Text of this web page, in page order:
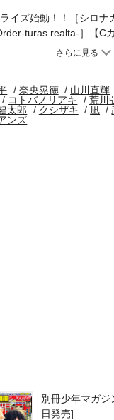
別冊少年マガ
日発売]
イズ始動！！［シロ
turas realta-］【C
奈央晃徳 山川直輝
コトバノリアキ 荒川
太郎 クシザキ 凪
ンズ